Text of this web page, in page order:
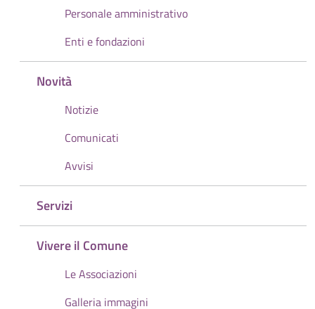
Personale amministrativo
Enti e fondazioni
Novità
Notizie
Comunicati
Avvisi
Servizi
Vivere il Comune
Le Associazioni
Galleria immagini